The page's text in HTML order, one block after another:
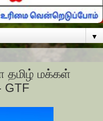
▼
தமிழ் மக்கள்
GTF